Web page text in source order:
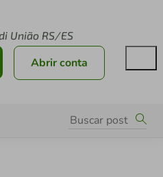
União RS/ES
Abrir conta